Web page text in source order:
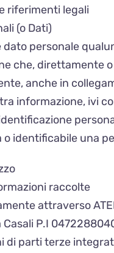
riferimenti legali
(o Dati)
dato personale
che, direttamente o
anche in
informazione, ivi
identificabile una
raccolte
attraverso
P.I
di parti terze